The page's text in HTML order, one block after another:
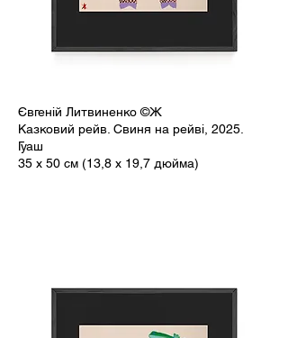
Євгеній Литвиненко ©Ж
Казковий рейв. Свиня на рейві, 2025.
Гуаш
35 x 50 см (13,8 x 19,7 дюйма)